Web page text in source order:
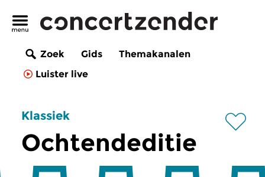
Zoek Gids
Themakanalen
Luister live
Klassiek
Ochtendeditie